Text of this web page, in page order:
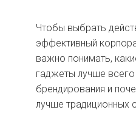
Чтобы выбрать
эффективный
важно понимать,
гаджеты лучше всего
брендирования и
лучше традиционных